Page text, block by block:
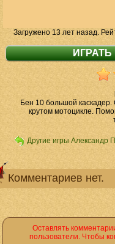
Загружено 13 лет назад.
Бен 10 большой
крутом мотоцикле.
Другие игры Александр
Комментариев нет.
Оставлять
пользователи. Чтобы